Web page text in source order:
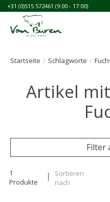
+31 (0)515 572461 (9:00 - 17:00)
Startseite / Schlagworte /
Artikel
Filter
1
Produkte
Sortieren
nach